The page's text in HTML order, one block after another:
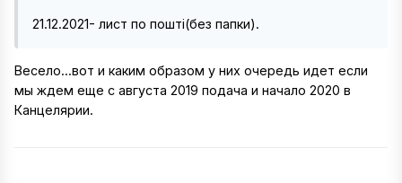
21.12.2021- лист по пошті(без папки).
Весело...вот и каким образом у них очередь идет если
мы ждем еще с августа 2019 подача и начало 2020 в
Канцелярии.